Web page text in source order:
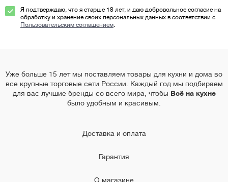
Я подтверждаю, что я старше 18 лет, и даю добровольное согласие на
обработку и хранение своих персональных данных в соответствии с
Пользовательским соглашением.
Уже больше 15 лет мы поставляем товары для кухни и дома во
все крупные торговые сети России. Каждый год мы подбираем
для вас лучшие бренды со всего мира, чтобы Всё на кухне
было удобным и красивым.
Доставка и оплата
Гарантия
О магазине